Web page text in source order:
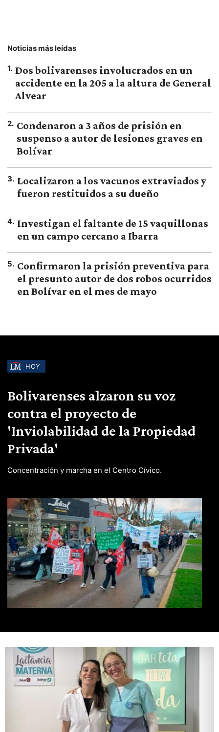
Noticias más leídas
1. Dos bolivarenses involucrados en un
accidente en la 205 a la altura de General
Alvear
2. Condenaron a 3 años de prisión en
suspenso a autor de lesiones graves en
Bolívar
3. Localizaron a los vacunos extraviados y
fueron restituidos a su dueño
4. Investigan el faltante de 15 vaquillonas
en un campo cercano a Ibarra
5. Confirmaron la prisión preventiva para
el presunto autor de dos robos ocurridos
en Bolívar en el mes de mayo
HOY
Bolivarenses alzaron su voz
contra el proyecto de
'Inviolabilidad de la Propiedad
Privada'
Concentración y marcha en el Centro Cívico.